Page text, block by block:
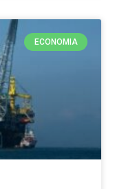
ECONOMIA